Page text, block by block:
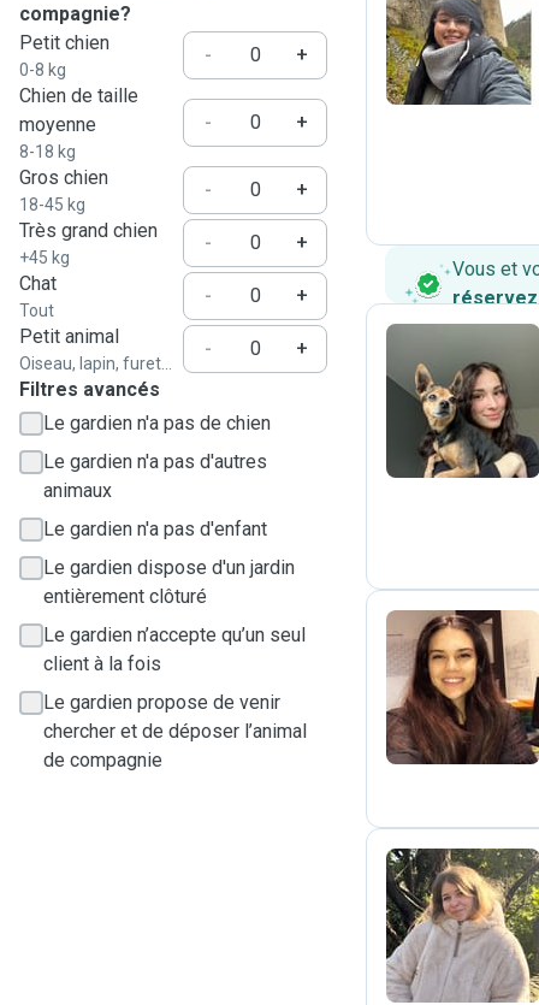
compagnie?
Petit chien
0-8 kg
-
+
Chien de taille
moyenne
8-18 kg
- +
Gros chien
18-45 kg
-
+
Très grand chien
+45 kg
-
+
Chat
Tout
-
+
Petit animal
Oiseau, lapin, furet...
-
+
Filtres avancés
Le gardien n'a pas de chien
Le gardien n'a pas d'autres
animaux
Le gardien n'a pas d'enfant
Le gardien dispose d'un jardin
entièrement clôturé
Le gardien n’accepte qu’un seul
client à la fois
Le gardien propose de venir
chercher et de déposer l’animal
de compagnie
T
Vous et
réservez
B
C
N